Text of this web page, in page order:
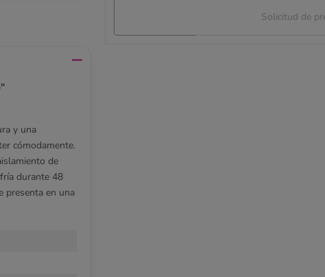
Solicitud de
y una
cómodamente.
de
durante 48
presenta en una